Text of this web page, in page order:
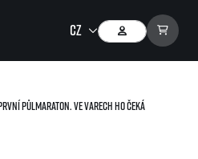
půlmaraton. Ve Varech ho čeká